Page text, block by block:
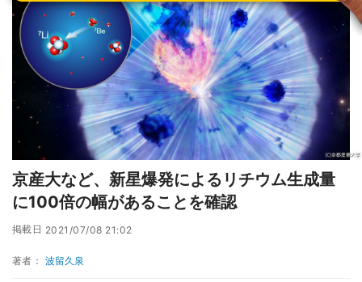
京産大など、新星爆発によるリチウム生成量
に100倍の幅があることを確認
掲載日 2021/07/08 21:02
著者： 波留久泉